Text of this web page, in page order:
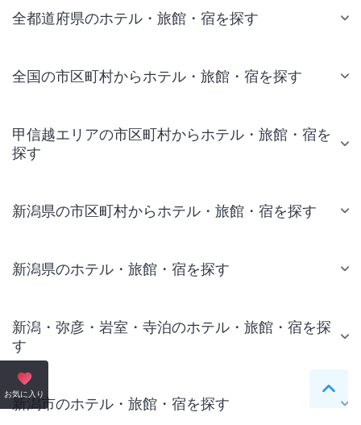
お気に入り ペー
全都道府県のホテル・旅館・宿を探す
全国の市区町村からホテル・旅館・宿を探す
甲信越エリアの市区町村からホテル・旅館・宿を
探す
新潟県の市区町村からホテル・旅館・宿を探す
新潟県のホテル・旅館・宿を探す
新潟・弥彦・岩室・寺泊のホテル・旅館・宿を探
す
新潟市のホテル・旅館・宿を探す